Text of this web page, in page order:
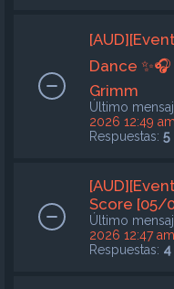
Dance
Grimm
Último
2026 12:49 am
Respuestas: 5
Score [05/
Último
2026 12:47 am
Respuestas: 4